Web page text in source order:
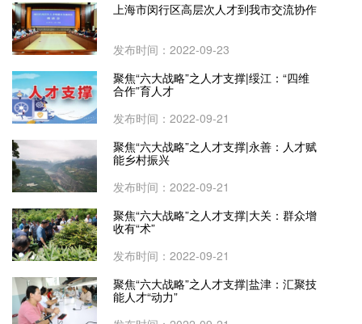
上海市闵行区高层次人才到我市交流协作
发布时间：2022-09-23
聚焦“六大战略”之人才支撑|绥江：“四维
合作”育人才
发布时间：2022-09-21
聚焦“六大战略”之人才支撑|永善：人才赋
能乡村振兴
发布时间：2022-09-21
聚焦“六大战略”之人才支撑|大关：群众增
收有“术”
发布时间：2022-09-21
聚焦“六大战略”之人才支撑|盐津：汇聚技
能人才“动力”